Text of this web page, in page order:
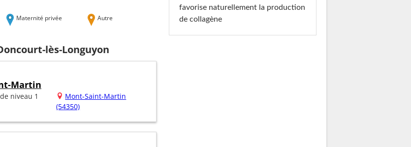
Maternité privée Autre
lès-Longuyon
Martin
niveau 1
Mont-Saint-Martin
(54350)
favorise naturellement la production
de collagène